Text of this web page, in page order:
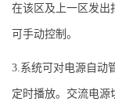
在该区及上一区发出
可手动控制。
3.系统可对电源自动
定时播放。交流电源